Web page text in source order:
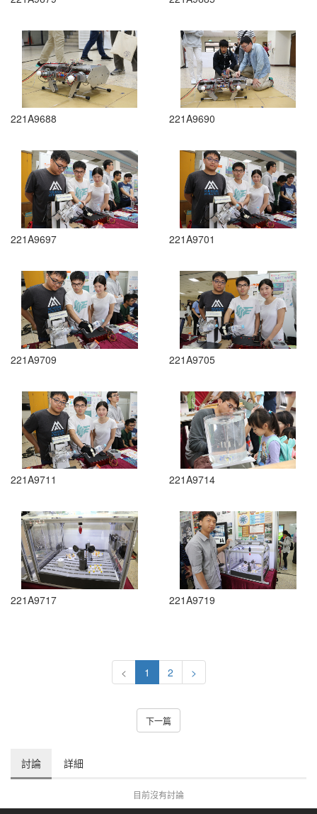
221A9688 221A9690
221A9697 221A9701
221A9709 221A9705
221A9711 221A9714
221A9717 221A9719
< 1 2 >
下一篇
討論 詳細
目前沒有討論